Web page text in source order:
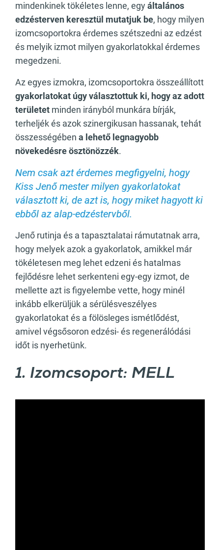
mindenkinek tökéletes lenne, egyáltalános
edzésterven keresztül mutatjuk be, hogy milyen
izomcsoportokra érdemes szétszedni az edzést
és melyik izmot milyen gyakorlatokkal érdemes
megedzeni.
Az egyes izmokra, izomcsoportokra összeállított
gyakorlatokat úgy választottuk ki, hogy az adott
területet minden irányból munkára bírják,
terheljék és azok szinergikusan hassanak, tehát
összességében a lehető legnagyobb
növekedésre ösztönözzék.
Nem csak azt érdemes megfigyelni, hogy
Kiss Jenő mester milyen gyakorlatokat
választott ki, de azt is, hogy miket hagyott ki
ebből az alap-edzéstervből.
Jenő rutinja és a tapasztalatai rámutatnak arra,
hogy melyek azok a gyakorlatok, amikkel már
tökéletesen meg lehet edzeni és hatalmas
fejlődésre lehet serkenteni egy-egy izmot, de
mellette azt is figyelembe vette, hogy minél
inkább elkerüljük a sérülésveszélyes
gyakorlatokat és a fölösleges ismétlődést,
amivel végsősoron edzési- és regenerálódási
időt is nyerhetünk.
1. Izomcsoport: MELL